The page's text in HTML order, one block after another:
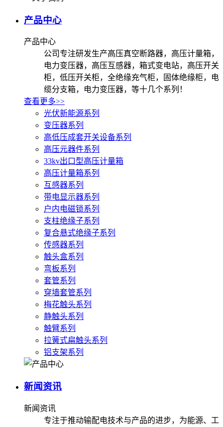
产品中心
产品中心
公司专注研发生产高压真空断路器，高压计量箱，
电力变压器，高压互感器，箱式变电站，高压开关
柜，低压开关柜，全绝缘充气柜，固体绝缘柜，电
缆分支箱，电力变压器，等十几个系列！
查看更多>>
光伏新能源系列
变压器系列
高低压成套开关设备系列
高压元器件系列
33kv出口型高压计量箱
高压计量箱系列
互感器系列
带电显示器系列
户内电磁锁系列
支柱绝缘子系列
复合悬式绝缘子系列
传感器系列
触头盒系列
弯板系列
套管系列
穿墙套管系列
梅花触头系列
静触头系列
触臂系列
拉簧式扁触头系列
铝支架系列
新闻资讯
新闻资讯
专注于推动输配电技术与产品的进步，为能源、工